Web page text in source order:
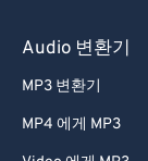
Audio 변환기
MP3 변환기
MP4 에게 MP3